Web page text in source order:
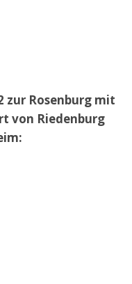
zur Rosenburg mit
von Riedenburg